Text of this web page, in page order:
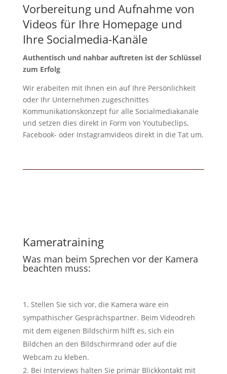
Vorbereitung und Aufnahme von
Videos für Ihre Homepage und
Ihre Socialmedia-Kanäle
Authentisch und nahbar auftreten ist der Schlüssel
zum Erfolg
Wir erabeiten mit Ihnen ein auf Ihre Persönlichkeit
oder Ihr Unternehmen zugeschnittes
Kommunikationskonzept für alle Socialmediakanäle
und setzen dies direkt in Form von Youtubeclips,
Facebook- oder Instagramvideos direkt in die Tat um.
Kameratraining
Was man beim Sprechen vor der Kamera
beachten muss:
Stellen Sie sich vor, die Kamera wäre ein
sympathischer Gesprächspartner. Beim Videodreh
mit dem eigenen Bildschirm hilft es, sich ein
Bildchen an den Bildschirmrand oder auf die
Webcam zu kleben.
Bei Interviews halten Sie primär Blickkontakt mit